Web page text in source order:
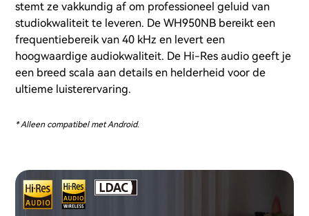
stemt ze vakkundig af om professioneel geluid van
studiokwaliteit te leveren. De WH950NB bereikt een
frequentiebereik van 40 kHz en levert een
hoogwaardige audiokwaliteit. De Hi-Res audio geeft je
een breed scala aan details en helderheid voor de
ultieme luisterervaring.
* Alleen compatibel met Android.